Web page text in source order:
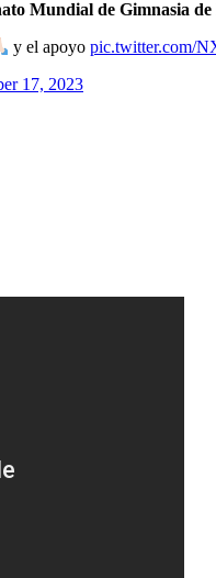
Mundial de Gimnasia de
y el apoyo pic.twitter.com/
17, 2023